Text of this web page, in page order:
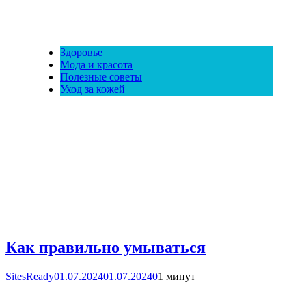
Здоровье
Мода и красота
Полезные советы
Уход за кожей
Как правильно умываться
SitesReady01.07.202401.07.202401 минут